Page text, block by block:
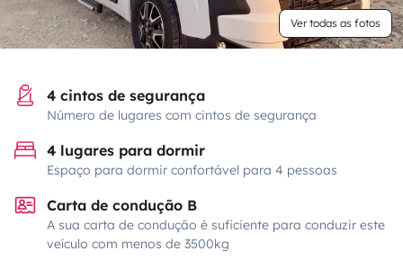
Ver todas as fotos
4 cintos de segurança
Número de lugares com cintos de segurança
4 lugares para dormir
Espaço para dormir confortável para 4 pessoas
Carta de condução B
A sua carta de condução é suficiente para conduzir este
veículo com menos de 3500kg